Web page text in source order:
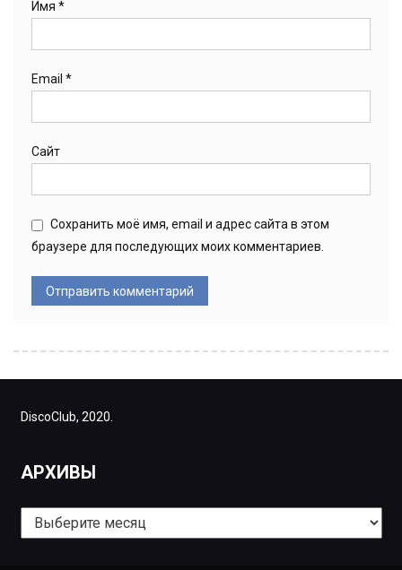
Имя *
Email *
Сайт
Сохранить моё имя, email и адрес сайта в этом
браузере для последующих моих комментариев.
DiscoClub, 2020.
АРХИВЫ
Архивы